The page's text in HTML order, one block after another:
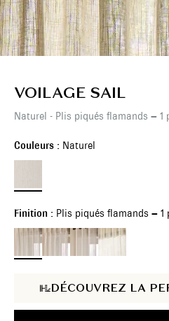
VOILAGE SAIL
Naturel - Plis piqués flamands – 1
Couleurs : Naturel
Finition : Plis piqués flamands – 1
DÉCOUVREZ LA